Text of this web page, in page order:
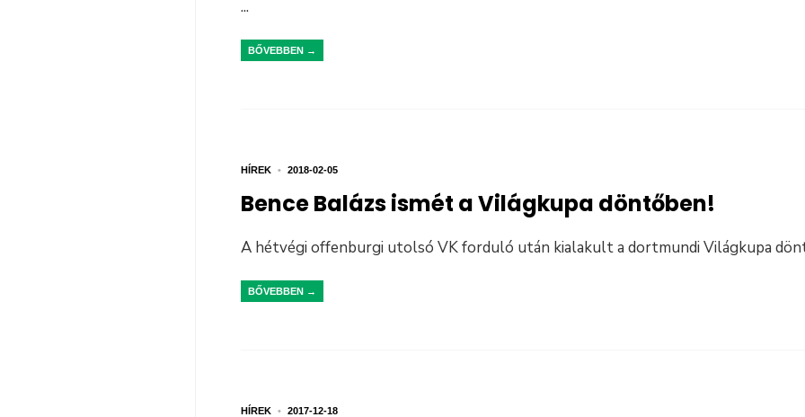
...
BŐVEBBEN →
HÍREK • 2018-02-05
Bence Balázs ismét a Világkupa döntőben!
A hétvégi offenburgi utolsó VK forduló után kialakult a dortmundi Világkupa
BŐVEBBEN →
HÍREK • 2017-12-18